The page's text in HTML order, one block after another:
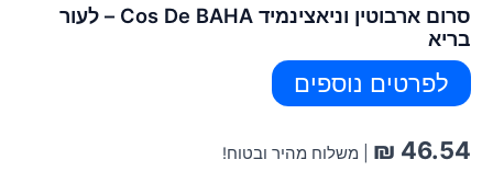
סרום ארבוטין וניאצינמיד Cos De BAHA – לעור
בריא
לפרטים נוספים
₪ 46.54 | משלוח מהיר ובטוח!